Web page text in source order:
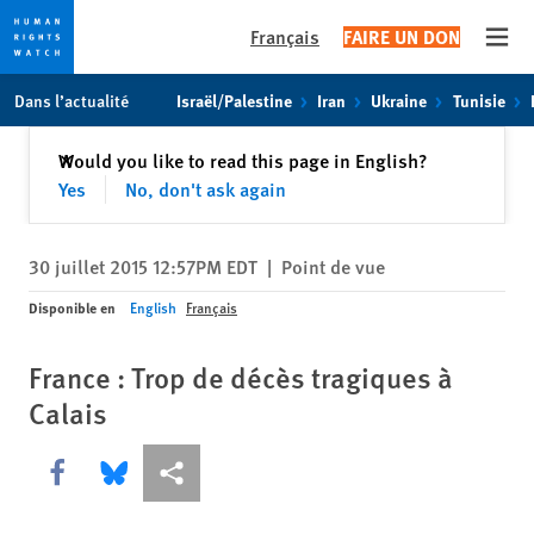
toto
content
Français FAIRE UN DON
Dans l’actualité Israël/Palestine Iran Ukraine Tunisie
Would you like to read this page in English?
Yes
No, don't ask again
✕Fermer
30 juillet 2015 12:57PM EDT | Point de vue
Disponible en English Français
France : Trop de décès tragiques à
Calais
Share this via Facebook
Share this via Bluesky
Share this via Partagez